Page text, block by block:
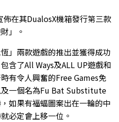
在其DualosX機箱發行第三款
」。
」兩款遊戲的推出並獲得成功
含了All Ways及ALL UP遊戲和
有令人興奮的Free Games免
一個名為Fu Bat Substitute
如果有福蝠圖案出在一輪的中
必定會上移一位。